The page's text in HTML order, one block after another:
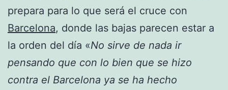
prepara para lo que será el cruce con
Barcelona, donde las bajas parecen estar a
la orden del día «No sirve de nada ir
pensando que con lo bien que se hizo
contra el Barcelona ya se ha hecho